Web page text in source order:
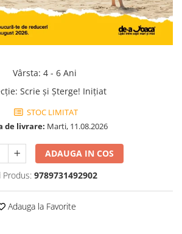
Vârsta: 4 - 6 Ani
: Scrie și Șterge! Inițiat
STOC LIMITAT
de livrare: Marti, 11.08.2026
ADAUGA IN COS
Produs: 9789731492902
Adauga la Favorite